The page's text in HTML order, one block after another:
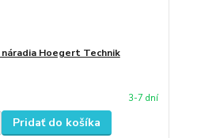
náradia Hoegert Technik
3-7 dní
Pridať do košíka